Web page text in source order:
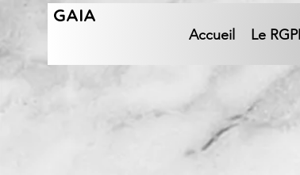
GAIA
Accueil Le